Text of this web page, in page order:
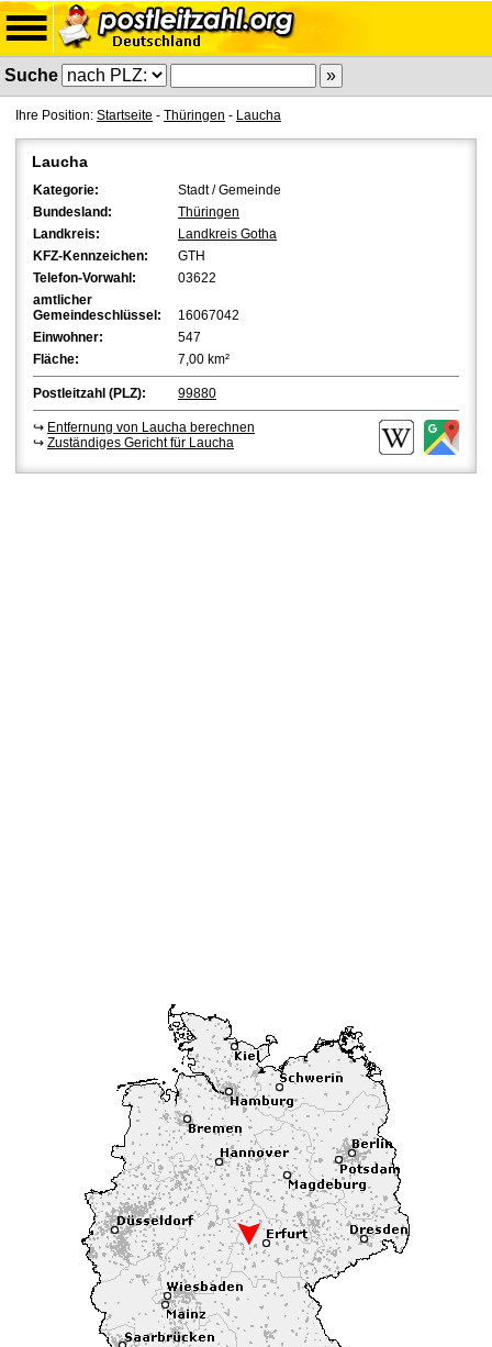
Suche
Ihre Position: Startseite - Thüringen - Laucha
Laucha
Kategorie:
Stadt / Gemeinde
Bundesland:
Thüringen
Landkreis:
Landkreis Gotha
KFZ-Kennzeichen:
GTH
Telefon-Vorwahl:
03622
amtlicher
Gemeindeschlüssel:
16067042
Einwohner:
547
Fläche:
7,00 km²
Postleitzahl (PLZ): 99880
↪ Entfernung von Laucha berechnen
↪ Zuständiges Gericht für Laucha